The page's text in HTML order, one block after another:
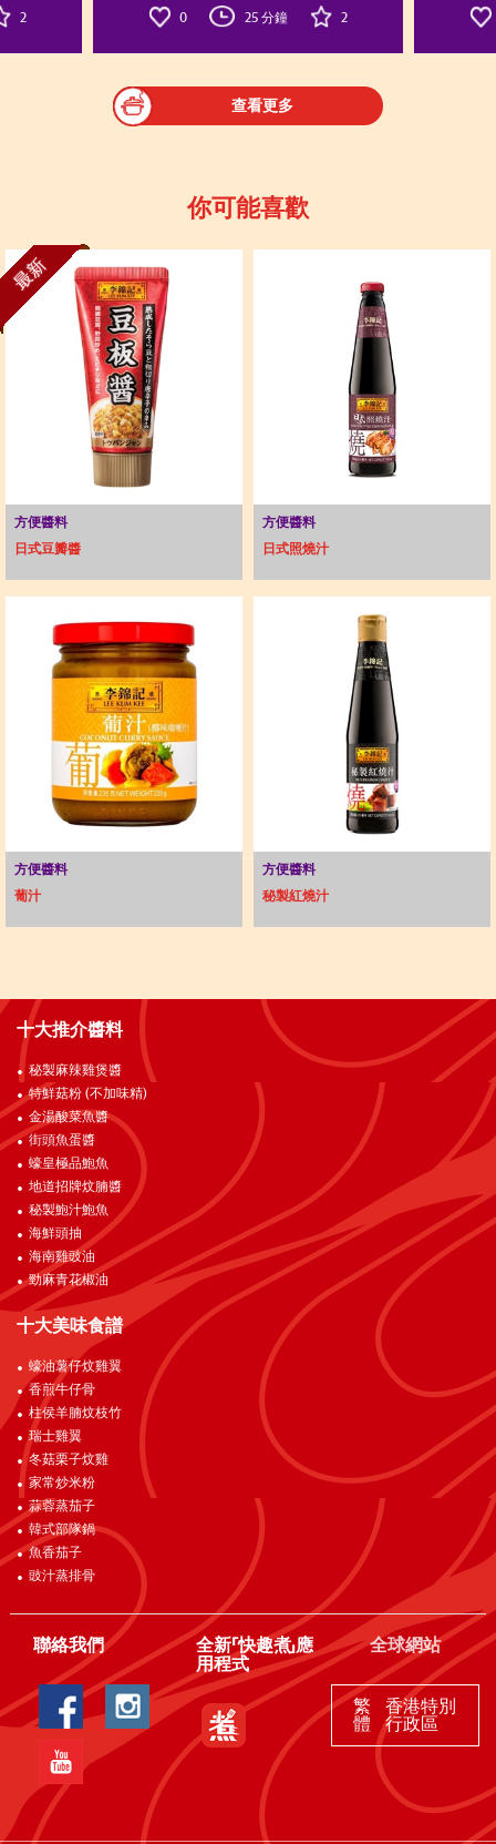
2 0 25 分鐘 2
查看更多
你可能喜歡
最新
方便醬料
日式豆瓣醬
方便醬料
日式照燒汁
方便醬料
葡汁
方便醬料
秘製紅燒汁
十大推介醬料
秘製麻辣雞煲醬
特鮮菇粉 (不加味精)
金湯酸菜魚醬
街頭魚蛋醬
蠔皇極品鮑魚
地道招牌炆腩醬
秘製鮑汁鮑魚
海鮮頭抽
海南雞豉油
勁麻青花椒油
十大美味食譜
蠔油薯仔炆雞翼
香煎牛仔骨
柱侯羊腩炆枝竹
瑞士雞翼
冬菇栗子炆雞
家常炒米粉
蒜蓉蒸茄子
韓式部隊鍋
魚香茄子
豉汁蒸排骨
聯絡我們
全新「快趣煮」應
用程式
全球網站
繁
體
香港特別
行政區